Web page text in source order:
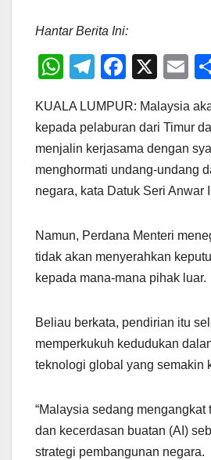
Hantar Berita Ini:
W
at
s
A
p
T
e
gr
a
m
F
c
e
b
o
k
X
E
KUALA LUMPUR: Malaysia
kepada pelaburan dari Timur
menjalin kerjasama dengan
menghormati undang-undang
negara, kata Datuk Seri Anwar
Namun, Perdana Menteri
tidak akan menyerahkan
kepada mana-mana pihak luar.
Beliau berkata, pendirian itu
memperkukuh kedudukan
teknologi global yang semakin
“Malaysia sedang mengangkat
dan kecerdasan buatan (AI)
strategi pembangunan negara.